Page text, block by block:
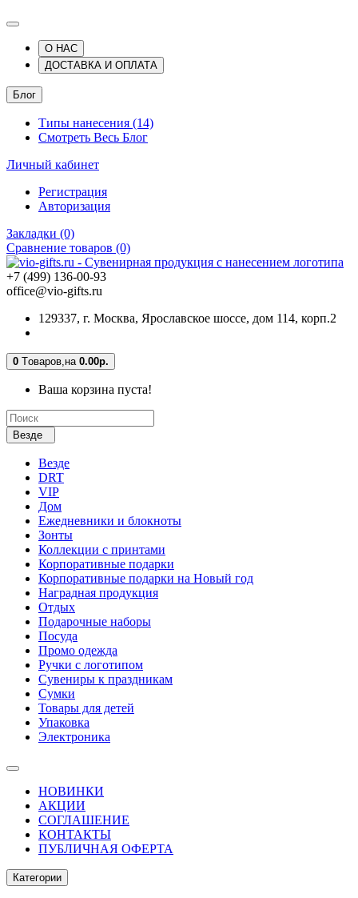
О НАС
ДОСТАВКА И ОПЛАТА
Блог
Типы нанесения (14)
Смотреть Весь Блог
Личный кабинет
Регистрация
Авторизация
Закладки (0)
Сравнение товаров (0)
+7 (499) 136-00-93
office@vio-gifts.ru
129337, г. Москва, Ярославское шоссе, дом 114, корп.2
0 Tоваров,на 0.00р.
Ваша корзина пуста!
Везде
Везде
DRT
VIP
Дом
Ежедневники и блокноты
Зонты
Коллекции с принтами
Корпоративные подарки
Корпоративные подарки на Новый год
Наградная продукция
Отдых
Подарочные наборы
Посуда
Промо одежда
Ручки с логотипом
Сувениры к праздникам
Сумки
Товары для детей
Упаковка
Электроника
НОВИНКИ
АКЦИИ
СОГЛАШЕНИЕ
КОНТАКТЫ
ПУБЛИЧНАЯ ОФЕРТА
Категории